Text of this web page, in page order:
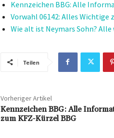
Kennzeichen BBG: Alle
Vorwahl 06142: Alles
Wie alt ist Neymars Sohn?
Teilen
Vorheriger Artikel
Kennzeichen BBG: Alle
zum KFZ-Kürzel BBG